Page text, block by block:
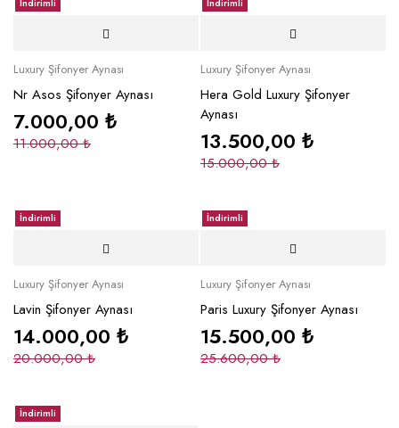
İndirimli
Luxury Şifonyer Aynası
Nr Asos Şifonyer Aynası
11.000,00₺
7.000,00 ₺
İndirimli
Luxury Şifonyer Aynası
Hera Gold Luxury Şifonyer
Aynası
15.000,00₺
13.500,00 ₺
İndirimli
Luxury Şifonyer Aynası
Lavin Şifonyer Aynası
20.000,00₺
14.000,00 ₺
İndirimli
Luxury Şifonyer Aynası
Paris Luxury Şifonyer Aynası
25.600,00₺
15.500,00 ₺
İndirimli